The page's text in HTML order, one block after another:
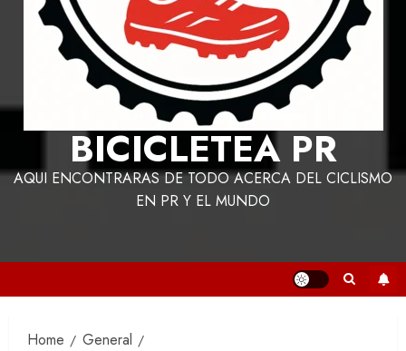
BICICLETEA PR
AQUI ENCONTRARAS DE TODO ACERCA DEL CICLISMO
EN PR Y EL MUNDO
Home
General